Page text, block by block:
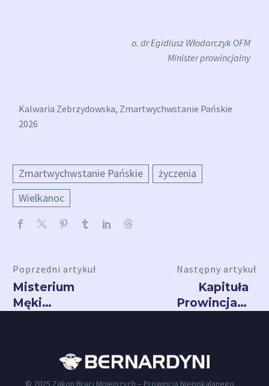
o. dr Egidiusz Włodarczyk OFM
Minister prowincjalny
Kalwaria Zebrzydowska, Zmartwychwstanie Pańskie
2026
Zmartwychwstanie Pańskie
życzenia
Wielkanoc
Poprzedni artykuł
Misterium
Męki
Następny artykuł
Kapituła
Prowincjalna
© 2025 Zakon Braci Mniejszych – Prowincja Niepokalanego